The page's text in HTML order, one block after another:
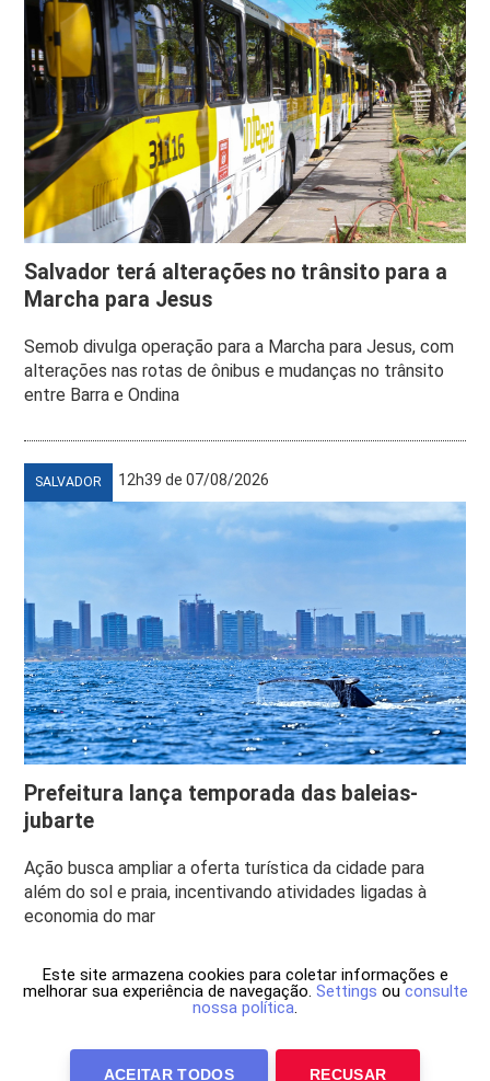
Salvador terá alterações no trânsito para a
Marcha para Jesus
Semob divulga operação para a Marcha para Jesus, com
alterações nas rotas de ônibus e mudanças no trânsito
entre Barra e Ondina
SALVADOR 12h39 de 07/08/2026
Prefeitura lança temporada das baleias-
jubarte
Ação busca ampliar a oferta turística da cidade para
além do sol e praia, incentivando atividades ligadas à
economia do mar
Este site armazena cookies para coletar informações e
melhorar sua experiência de navegação. Settings ou consulte
nossa política.
ACEITAR TODOS RECUSAR